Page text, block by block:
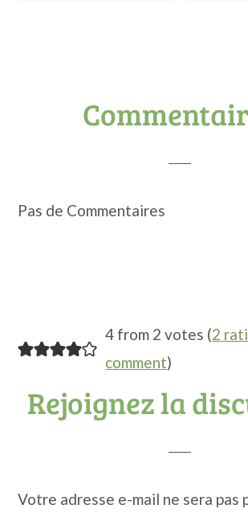
Interactions
Pas de Commentaires
4 from 2 votes (2
comment)
Rejoignez la
Votre adresse e-mail ne sera pas